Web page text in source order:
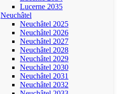
Lucerne 2035
Neuchâtel
Neuchâtel 2025
Neuchâtel 2026
Neuchâtel 2027
Neuchâtel 2028
Neuchâtel 2029
Neuchâtel 2030
Neuchâtel 2031
Neuchâtel 2032